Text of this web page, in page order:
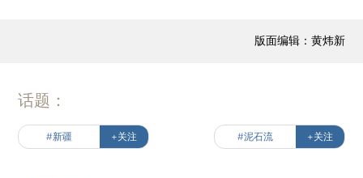
版面编辑：黄炜新
话题：
#新疆 +关注 #泥石流 +关注